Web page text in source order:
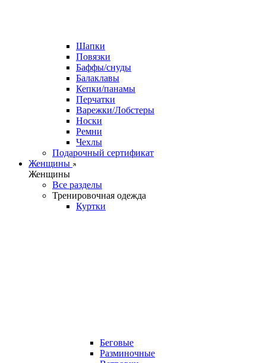
Шапки
Повязки
Баффы/снуды
Балаклавы
Кепки/панамы
Перчатки
Варежки/Лобстеры
Носки
Ремни
Чехлы
Подарочный сертификат
Женщины
Женщины
Все разделы
Тренировочная одежда
Куртки
Беговые
Разминочные